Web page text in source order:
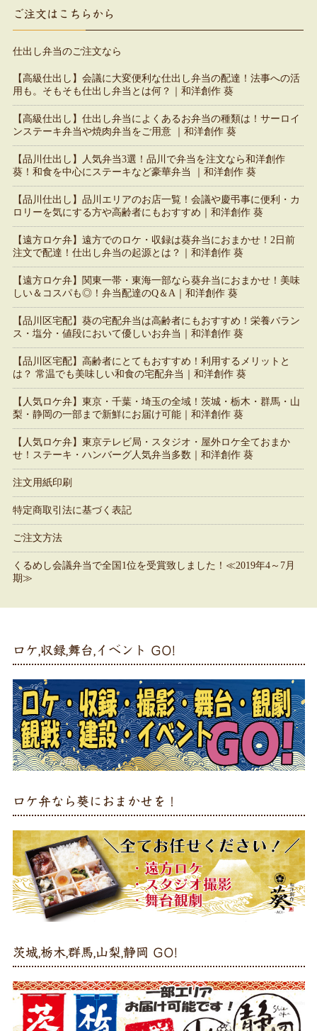
ご注文はこちらから
仕出し弁当のご注文なら
【高級仕出し】会議に大変便利な仕出し弁当の配達！法事への活
用も。そもそも仕出し弁当とは何？｜和洋創作 葵
【高級仕出し】仕出し弁当によくあるお弁当の種類は！サーロイ
ンステーキ弁当や焼肉弁当をご用意 ｜和洋創作 葵
【品川仕出し】人気弁当3選！品川で弁当を注文なら和洋創作
葵！和食を中心にステーキなど豪華弁当 ｜和洋創作 葵
【品川仕出し】品川エリアのお店一覧！会議や慶弔事に便利・カ
ロリーを気にする方や高齢者にもおすすめ｜和洋創作 葵
【遠方ロケ弁】遠方でのロケ・収録は葵弁当におまかせ！2日前
注文で配達！仕出し弁当の起源とは？｜和洋創作 葵
【遠方ロケ弁】関東一帯・東海一部なら葵弁当におまかせ！美味
しい＆コスパも◎！弁当配達のQ＆A｜和洋創作 葵
【品川区宅配】葵の宅配弁当は高齢者にもおすすめ！栄養バラン
ス・塩分・値段において優しいお弁当｜和洋創作 葵
【品川区宅配】高齢者にとてもおすすめ！利用するメリットと
は？ 常温でも美味しい和食の宅配弁当｜和洋創作 葵
【人気ロケ弁】東京・千葉・埼玉の全域！茨城・栃木・群馬・山
梨・静岡の一部まで新鮮にお届け可能｜和洋創作 葵
【人気ロケ弁】東京テレビ局・スタジオ・屋外ロケ全ておまか
せ！ステーキ・ハンバーグ人気弁当多数｜和洋創作 葵
注文用紙印刷
特定商取引法に基づく表記
ご注文方法
くるめし会議弁当で全国1位を受賞致しました！≪2019年4～7月
期≫
ロケ,収録,舞台,イベント GO!
ロケ弁なら葵におまかせを！
茨城,栃木,群馬,山梨,静岡 GO!